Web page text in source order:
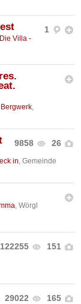
1
Die Villa -
Bergwerk
9858 26
in, Gemeinde
, Wörgl
122255 151
29022 165